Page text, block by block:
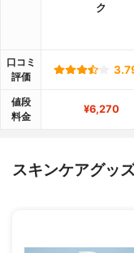
ク
口コミ
評価
値段
料金
¥6,270
スキンケアグッ